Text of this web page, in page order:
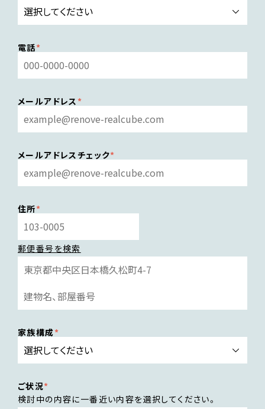
電話
メールアドレス
メールアドレスチェック
住所
郵便番号を検索
家族構成
ご状況
検討中の内容に一番近い内容を選択してください。